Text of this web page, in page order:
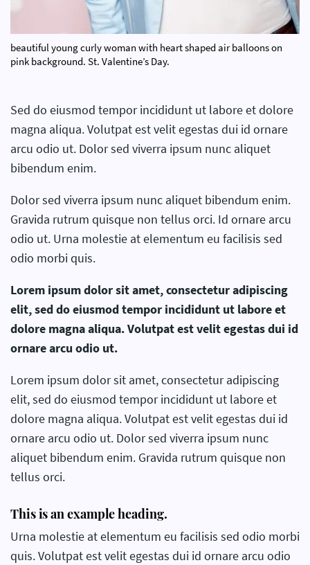
beautiful young curly woman with heart shaped air balloons on
pink background. St. Valentine’s Day.
Sed do eiusmod tempor incididunt ut labore et dolore
magna aliqua. Volutpat est velit egestas dui id ornare
arcu odio ut. Dolor sed viverra ipsum nunc aliquet
bibendum enim.
Dolor sed viverra ipsum nunc aliquet bibendum enim.
Gravida rutrum quisque non tellus orci. Id ornare arcu
odio ut. Urna molestie at elementum eu facilisis sed
odio morbi quis.
Lorem ipsum dolor sit amet, consectetur adipiscing
elit, sed do eiusmod tempor incididunt ut labore et
dolore magna aliqua. Volutpat est velit egestas dui id
ornare arcu odio ut.
Lorem ipsum dolor sit amet, consectetur adipiscing
elit, sed do eiusmod tempor incididunt ut labore et
dolore magna aliqua. Volutpat est velit egestas dui id
ornare arcu odio ut. Dolor sed viverra ipsum nunc
aliquet bibendum enim. Gravida rutrum quisque non
tellus orci.
This is an example heading.
Urna molestie at elementum eu facilisis sed odio morbi
quis. Volutpat est velit egestas dui id ornare arcu odio